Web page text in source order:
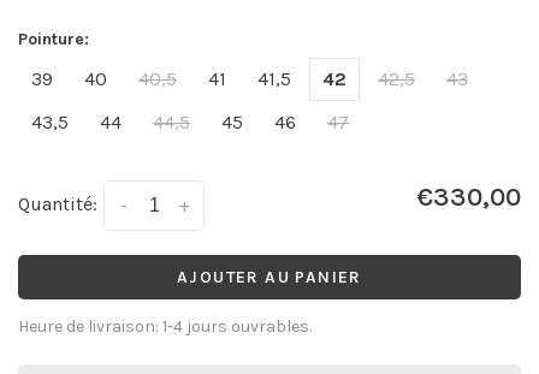
Pointure:
39 40 40,5 41 41,5 42 42,5
43
43,5
44 44,5 45 46 47
Quantité: +
- €330,00
AJOUTER AU PANIER
Heure de livraison: 1-4 jours ouvrables.